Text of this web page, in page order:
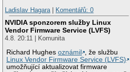
Ladislav Hagara
Komentářů: 0
NVIDIA sponzorem služby Linux
Vendor Firmware Service (LVFS)
4.8. 20:11 | Komunita
Richard Hughesoznámil
, že službu
Linux Vendor Firmware Service (LVFS)
umožňující aktualizovat firmware